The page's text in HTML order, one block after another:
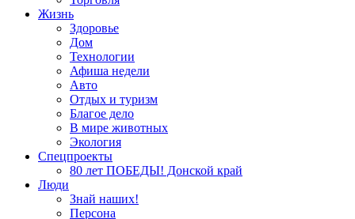
Жизнь
Здоровье
Дом
Технологии
Афиша недели
Авто
Отдых и туризм
Благое дело
В мире животных
Экология
Спецпроекты
80 лет ПОБЕДЫ! Донской край
Люди
Знай наших!
Персона